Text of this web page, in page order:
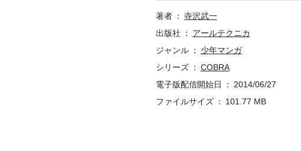
著者
寺沢武一
出版社
アールテクニカ
ジャンル
少年マンガ
シリーズ
COBRA
電子版配信開始日
2014/06/27
ファイルサイズ
101.77 MB